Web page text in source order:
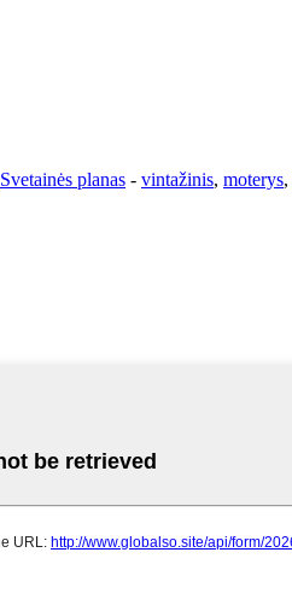
Svetainės planas - vintažinis, moterys,